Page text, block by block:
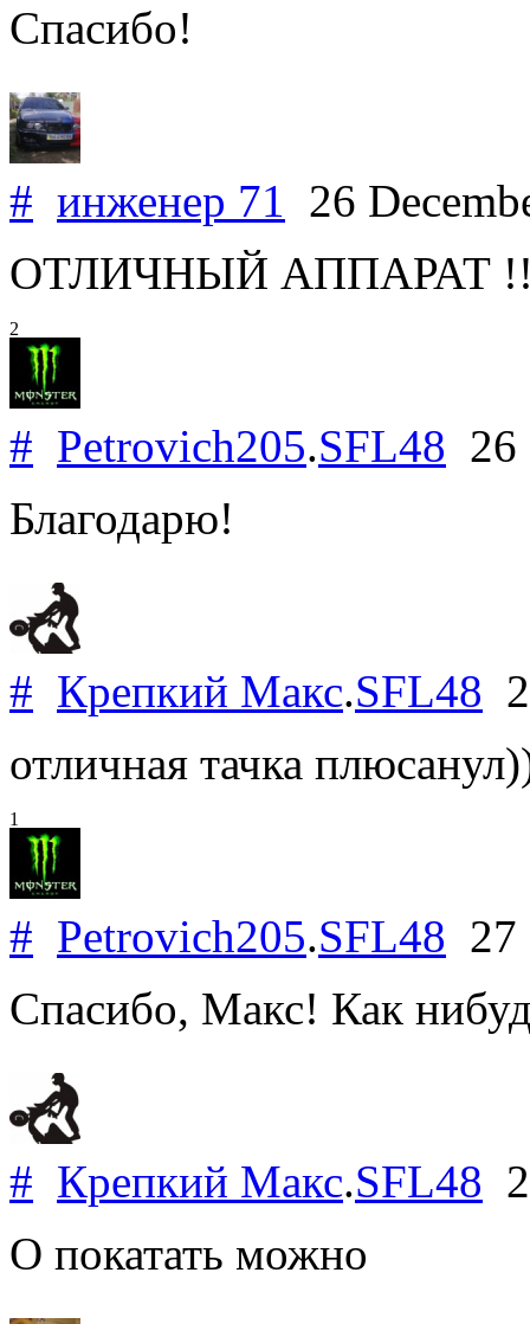
Спасибо!
# инженер 71 26
ОТЛИЧНЫЙ АППАРАТ
2
# Petrovich205.SFL48 26
Благодарю!
# Крепкий Макс.SFL48
отличная тачка
1
# Petrovich205.SFL48 27
Спасибо, Макс! Как
# Крепкий Макс.SFL48
О покатать можно